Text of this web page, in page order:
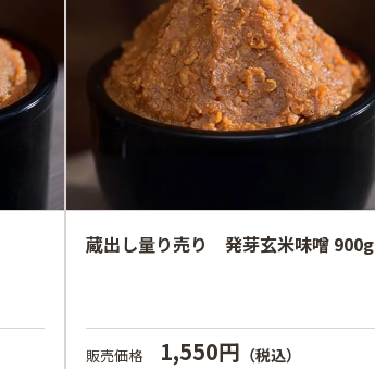
蔵出し量り売り 発芽玄米味噌 900g
販売価格 1,550円 （税込）